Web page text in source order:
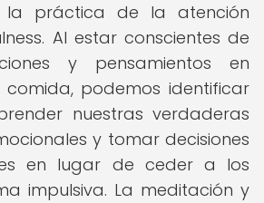
la práctica de la atención
Al estar conscientes de
y pensamientos en
podemos identificar
nuestras verdaderas
y tomar decisiones
en lugar de ceder a los
impulsiva. La meditación y